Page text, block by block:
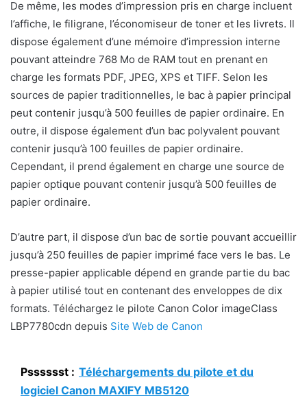
De même, les modes d’impression pris en charge incluent
l’affiche, le filigrane, l’économiseur de toner et les livrets. Il
dispose également d’une mémoire d’impression interne
pouvant atteindre 768 Mo de RAM tout en prenant en
charge les formats PDF, JPEG, XPS et TIFF. Selon les
sources de papier traditionnelles, le bac à papier principal
peut contenir jusqu’à 500 feuilles de papier ordinaire. En
outre, il dispose également d’un bac polyvalent pouvant
contenir jusqu’à 100 feuilles de papier ordinaire.
Cependant, il prend également en charge une source de
papier optique pouvant contenir jusqu’à 500 feuilles de
papier ordinaire.
D’autre part, il dispose d’un bac de sortie pouvant accueillir
jusqu’à 250 feuilles de papier imprimé face vers le bas. Le
presse-papier applicable dépend en grande partie du bac
à papier utilisé tout en contenant des enveloppes de dix
formats. Téléchargez le pilote Canon Color imageClass
LBP7780cdn depuis Site Web de Canon
Psssssst : Téléchargements du pilote et du
logiciel Canon MAXIFY MB5120